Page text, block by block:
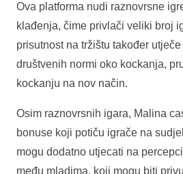
Ova platforma nudi raznovrsne
klađenja, čime privlači veliki broj
prisutnost na tržištu također
društvenih normi oko kockanja,
kockanju na nov način.
Osim raznovrsnih igara, Malina
bonuse koji potiču igrače na
mogu dodatno utjecati na
među mladima, koji mogu biti